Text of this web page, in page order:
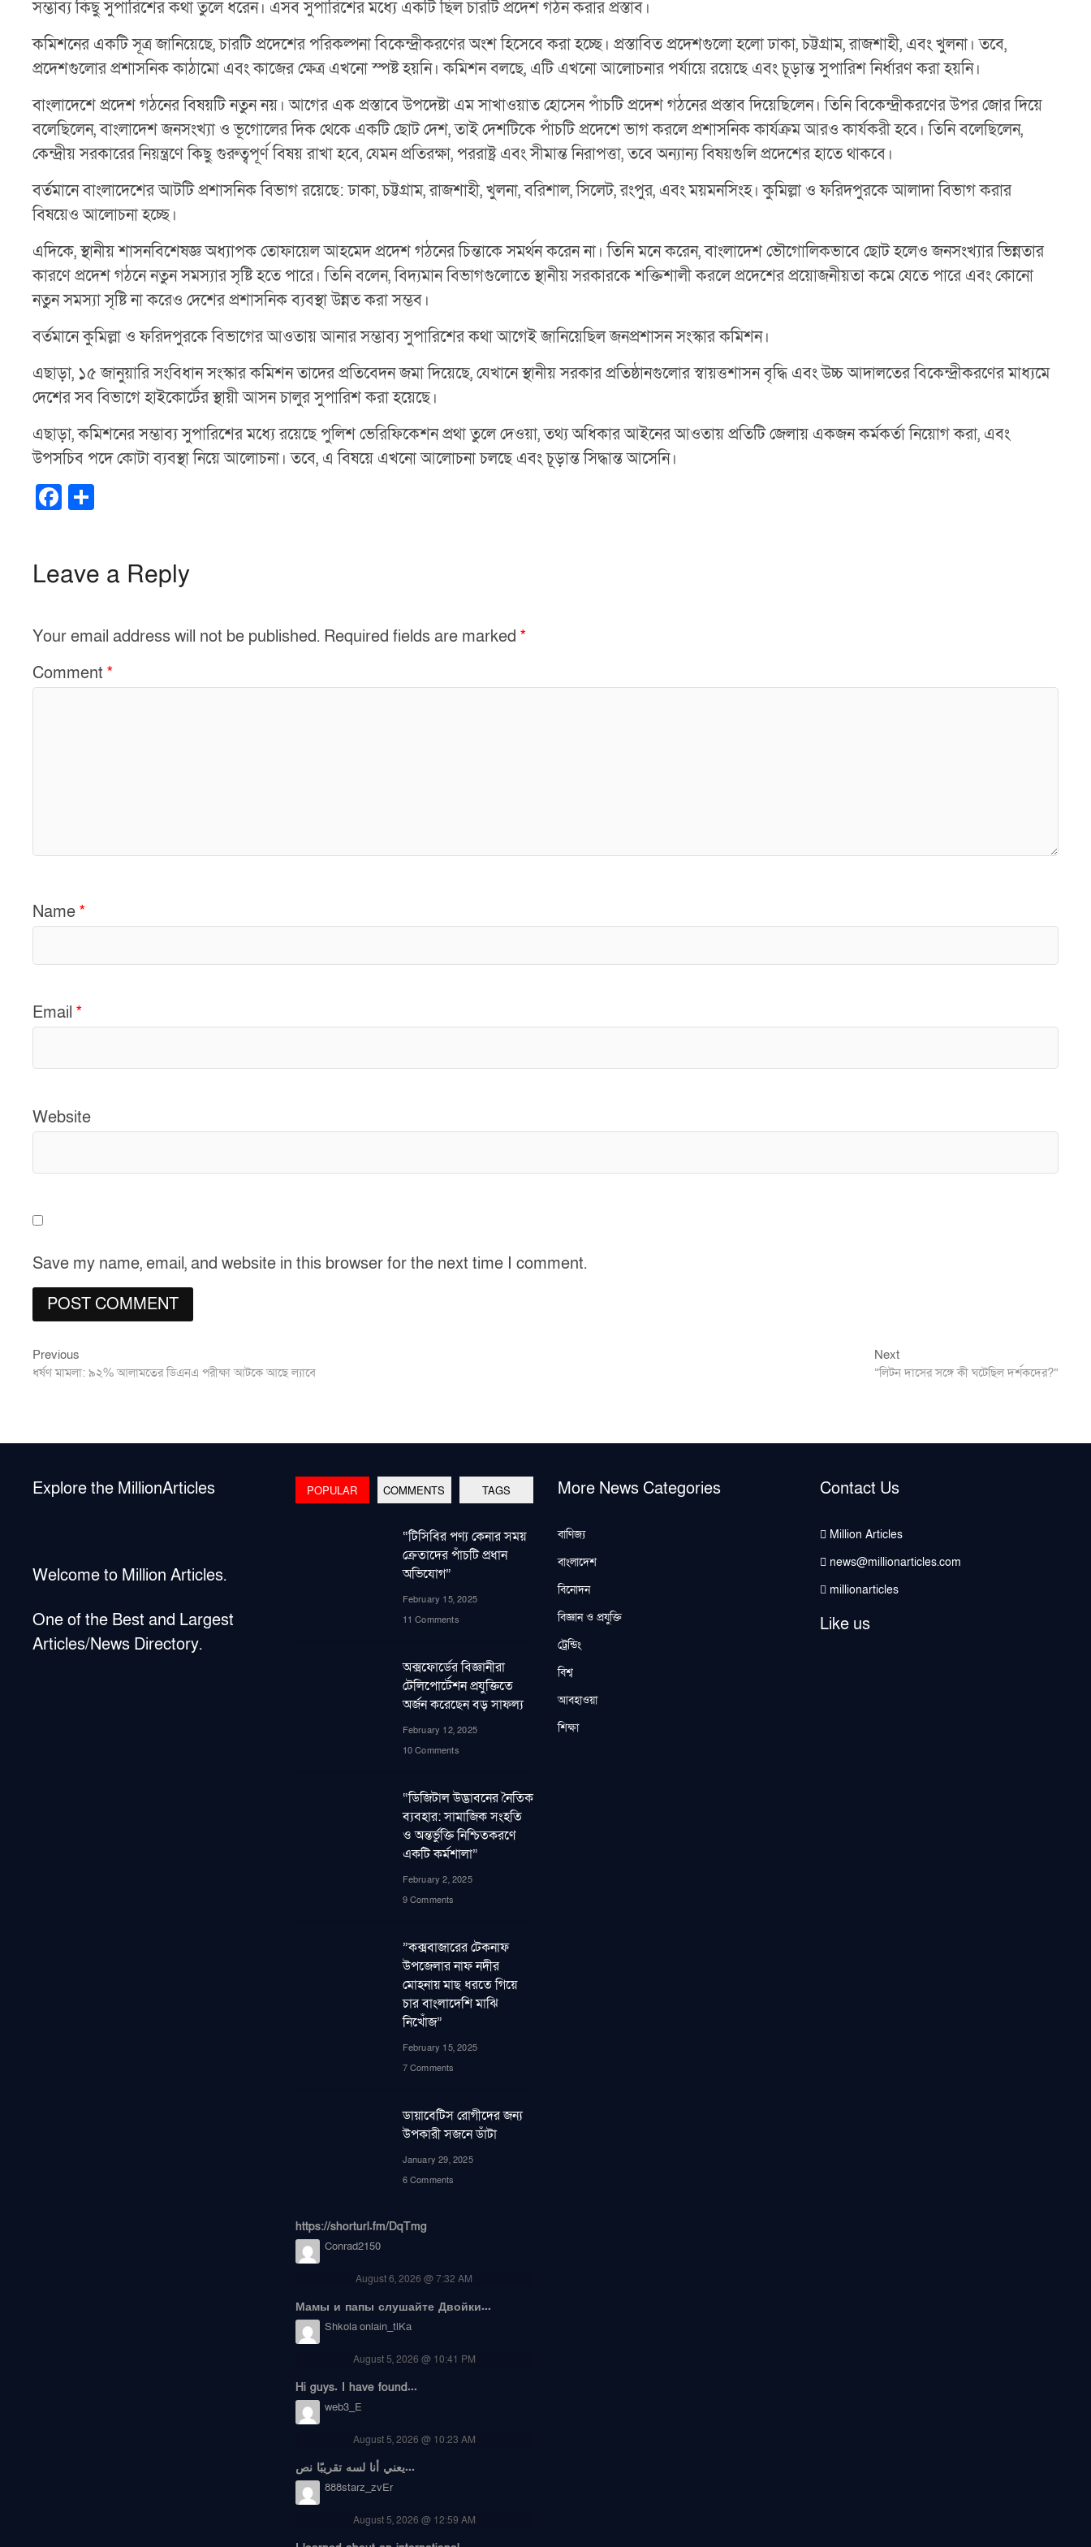
সম্ভাব্য কিছু সুপারিশের কথা তুলে ধরেন। এসব সুপারিশের মধ্যে একটি ছিল চারটি প্রদেশ গঠন করার প্রস্তাব।
কমিশনের একটি সূত্র জানিয়েছে, চারটি প্রদেশের পরিকল্পনা বিকেন্দ্রীকরণের অংশ হিসেবে করা হচ্ছে। প্রস্তাবিত প্রদেশগুলো হলো ঢাকা, চট্টগ্রাম, রাজশাহী, এবং খুলনা। তবে,
প্রদেশগুলোর প্রশাসনিক কাঠামো এবং কাজের ক্ষেত্র এখনো স্পষ্ট হয়নি। কমিশন বলছে, এটি এখনো আলোচনার পর্যায়ে রয়েছে এবং চূড়ান্ত সুপারিশ নির্ধারণ করা হয়নি।
বাংলাদেশে প্রদেশ গঠনের বিষয়টি নতুন নয়। আগের এক প্রস্তাবে উপদেষ্টা এম সাখাওয়াত হোসেন পাঁচটি প্রদেশ গঠনের প্রস্তাব দিয়েছিলেন। তিনি বিকেন্দ্রীকরণের উপর জোর দিয়ে
বলেছিলেন, বাংলাদেশ জনসংখ্যা ও ভূগোলের দিক থেকে একটি ছোট দেশ, তাই দেশটিকে পাঁচটি প্রদেশে ভাগ করলে প্রশাসনিক কার্যক্রম আরও কার্যকরী হবে। তিনি বলেছিলেন,
কেন্দ্রীয় সরকারের নিয়ন্ত্রণে কিছু গুরুত্বপূর্ণ বিষয় রাখা হবে, যেমন প্রতিরক্ষা, পররাষ্ট্র এবং সীমান্ত নিরাপত্তা, তবে অন্যান্য বিষয়গুলি প্রদেশের হাতে থাকবে।
বর্তমানে বাংলাদেশের আটটি প্রশাসনিক বিভাগ রয়েছে: ঢাকা, চট্টগ্রাম, রাজশাহী, খুলনা, বরিশাল, সিলেট, রংপুর, এবং ময়মনসিংহ। কুমিল্লা ও ফরিদপুরকে আলাদা বিভাগ করার
বিষয়েও আলোচনা হচ্ছে।
এদিকে, স্থানীয় শাসনবিশেষজ্ঞ অধ্যাপক তোফায়েল আহমেদ প্রদেশ গঠনের চিন্তাকে সমর্থন করেন না। তিনি মনে করেন, বাংলাদেশ ভৌগোলিকভাবে ছোট হলেও জনসংখ্যার ভিন্নতার
কারণে প্রদেশ গঠনে নতুন সমস্যার সৃষ্টি হতে পারে। তিনি বলেন, বিদ্যমান বিভাগগুলোতে স্থানীয় সরকারকে শক্তিশালী করলে প্রদেশের প্রয়োজনীয়তা কমে যেতে পারে এবং কোনো
নতুন সমস্যা সৃষ্টি না করেও দেশের প্রশাসনিক ব্যবস্থা উন্নত করা সম্ভব।
বর্তমানে কুমিল্লা ও ফরিদপুরকে বিভাগের আওতায় আনার সম্ভাব্য সুপারিশের কথা আগেই জানিয়েছিল জনপ্রশাসন সংস্কার কমিশন।
এছাড়া, ১৫ জানুয়ারি সংবিধান সংস্কার কমিশন তাদের প্রতিবেদন জমা দিয়েছে, যেখানে স্থানীয় সরকার প্রতিষ্ঠানগুলোর স্বায়ত্তশাসন বৃদ্ধি এবং উচ্চ আদালতের বিকেন্দ্রীকরণের মাধ্যমে
দেশের সব বিভাগে হাইকোর্টের স্থায়ী আসন চালুর সুপারিশ করা হয়েছে।
এছাড়া, কমিশনের সম্ভাব্য সুপারিশের মধ্যে রয়েছে পুলিশ ভেরিফিকেশন প্রথা তুলে দেওয়া, তথ্য অধিকার আইনের আওতায় প্রতিটি জেলায় একজন কর্মকর্তা নিয়োগ করা, এবং
উপসচিব পদে কোটা ব্যবস্থা নিয়ে আলোচনা। তবে, এ বিষয়ে এখনো আলোচনা চলছে এবং চূড়ান্ত সিদ্ধান্ত আসেনি।
F
e
o
o
k
e
Leave a Reply
Your email address will not be published. Required fields are marked*
Comment*
Name*
Email*
Website
Save my name, email, and website in this browser for the next time I comment.
Post
Previous
post:
ধর্ষণ মামলা: ৯২% আলামতের ডিএনএ পরীক্ষা আটকে আছে ল্যাবে
NextNext
post:
“লিটন দাসের সঙ্গে কী ঘটেছিল দর্শকদের?”
Explore the MillionArticles
Welcome to Million Articles.
One of the Best and Largest
Articles/News Directory.
POPULAR COMMENTS TAGS
“টিসিবির পণ্য কেনার সময়
ক্রেতাদের পাঁচটি প্রধান
অভিযোগ”
February 15, 2025
11 Comments
অক্সফোর্ডের বিজ্ঞানীরা
টেলিপোর্টেশন প্রযুক্তিতে
অর্জন করেছেন বড় সাফল্য
February 12, 2025
10 Comments
“ডিজিটাল উদ্ভাবনের নৈতিক
ব্যবহার: সামাজিক সংহতি
ও অন্তর্ভুক্তি নিশ্চিতকরণে
একটি কর্মশালা”
February 2, 2025
9 Comments
”কক্সবাজারের টেকনাফ
উপজেলার নাফ নদীর
মোহনায় মাছ ধরতে গিয়ে
চার বাংলাদেশি মাঝি
নিখোঁজ”
February 15, 2025
7 Comments
ডায়াবেটিস রোগীদের জন্য
উপকারী সজনে ডাঁটা
January 29, 2025
6 Comments
https://shorturl.fm/DqTmg
Conrad2150
August 6, 2026 @ 7:32 AM
Мамы и папы слушайте Двойки...
Shkola onlain_tlKa
August 5, 2026 @ 10:41 PM
Hi guys. I have found...
web3_E
August 5, 2026 @ 10:23 AM
يعني أنا لسه تقريبًا نص...
888starz_zvEr
August 5, 2026 @ 12:59 AM
More News Categories
বাণিজ্য
বাংলাদেশ
বিনোদন
বিজ্ঞান ও প্রযুক্তি
ট্রেন্ডিং
বিশ্ব
আবহাওয়া
শিক্ষা
Contact Us
Million Articles
news@millionarticles.com
millionarticles
Like us